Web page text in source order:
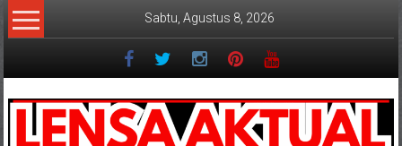
Lompat
ke
Sabtu, Agustus 8, 2026